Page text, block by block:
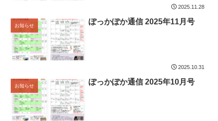
2025.11.28
お知らせ ぽっかぽか通信 2025年11月号
2025.10.31
お知らせ ぽっかぽか通信 2025年10月号